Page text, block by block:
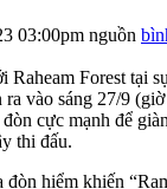
03:00pm nguồn
Raheam Forest tại
ra vào sáng 27/9
cực mạnh để
thi đấu.